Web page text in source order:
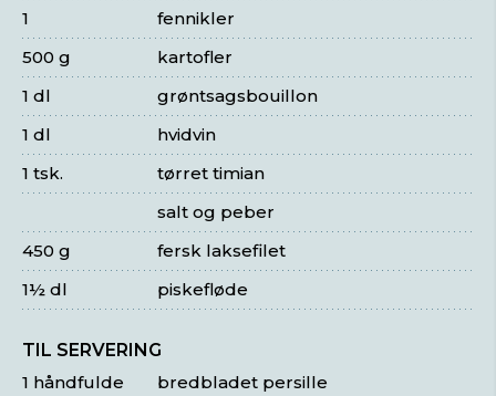
fennikler
1
kartofler
500 g
grøntsagsbouillon
1 dl
hvidvin
1 dl
tørret timian
1 tsk.
salt og peber
fersk laksefilet
450 g
piskefløde
1½ dl
TIL SERVERING
bredbladet persille
1 håndfulde